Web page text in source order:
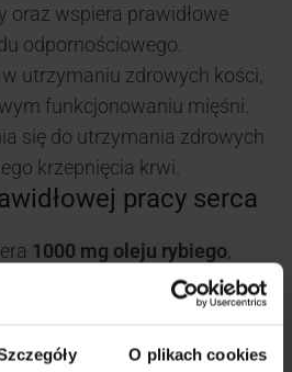
O plikach cookies
oraz wspiera prawidłowe
odpornościowego.
utrzymaniu zdrowych kości,
funkcjonowaniu mięśni.
się do utrzymania zdrowych
krzepnięcia krwi.
pracy serca
1000 mg oleju rybiego,
120 mg DHA.
i DHA przyczyniają się do
serca. Korzystny